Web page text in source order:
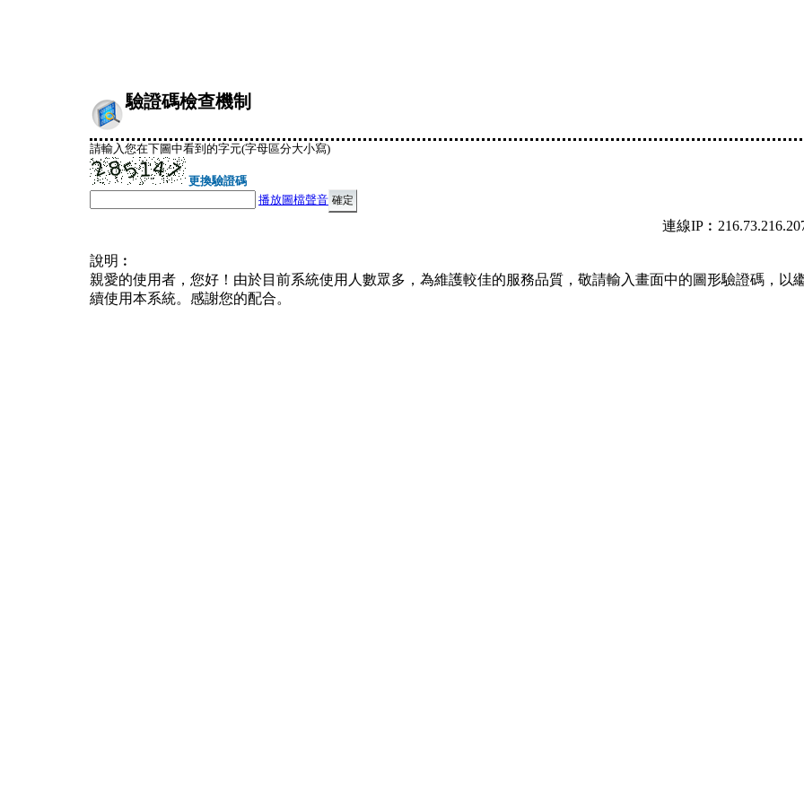
驗證碼檢查機制
請輸入您在下圖中看到的字元(字母區分大小寫)
更換驗證碼
播放圖檔聲音
連線
說明︰
親愛的使用者，您好！由於目前系統使用人數眾多，為維護較佳的服務品質，敬請輸入畫面中的圖形驗證碼，以
續使用本系統。感謝您的配合。